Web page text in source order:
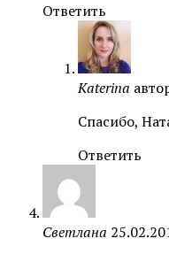
Ответить
Katerina
Спасибо,
Ответить
Светлана